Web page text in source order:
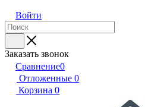
Войти
Заказать звонок
Сравнение0
Отложенные 0
Корзина 0